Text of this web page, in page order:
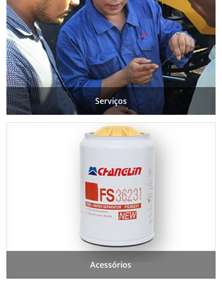
Serviços
Acessórios